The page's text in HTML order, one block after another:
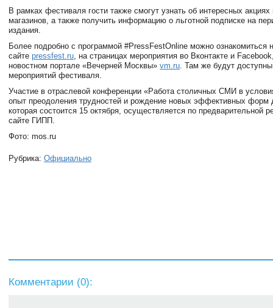
В рамках фестиваля гости также смогут узнать об интересных
магазинов, а также получить информацию о льготной подписке на
издания.
Более подробно с программой #PressFestOnline можно ознакомиться
сайте pressfest.ru, на страницах мероприятия во Вконтакте и
новостном портале «Вечерней Москвы» vm.ru. Там же будут
мероприятий фестиваля.
Участие в отраслевой конференции «Работа столичных СМИ в
опыт преодоления трудностей и рождение новых эффективных форм
которая состоится 15 октября, осуществляется по предварительной
сайте ГИПП.
Фото: mos.ru
Рубрика: Официально
Комментарии (0):